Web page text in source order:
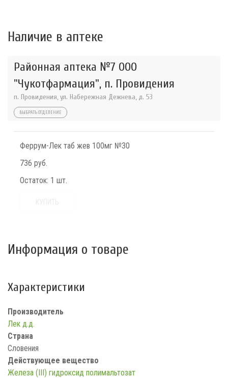
Наличие в аптеке
Районная аптека №7 ООО
"Чукотфармация", п. Провидения
п. Провидения, ул. Набережная Дежнева, д. 53
ВЫБРАТЬ ОТДЕЛЕНИЕ
Феррум-Лек таб жев 100мг №30
736 руб.
Остаток: 1 шт.
Информация о товаре
Характеристики
Производитель
Лек д.д.
Страна
Словения
Действующее вещество
Железа (III) гидроксид полимальтозат